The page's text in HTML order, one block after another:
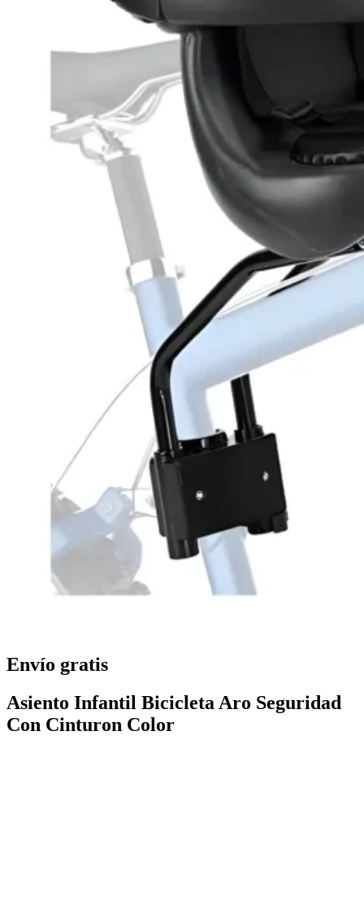
Envío gratis
Asiento Infantil Bicicleta Aro Seguridad
Con Cinturon Color